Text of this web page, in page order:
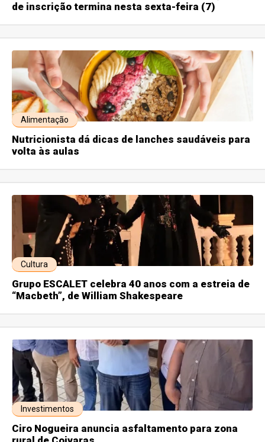
de inscrição termina nesta sexta-feira (7)
Alimentação
Nutricionista dá dicas de lanches saudáveis para
volta às aulas
Cultura
Grupo ESCALET celebra 40 anos com a estreia de
“Macbeth”, de William Shakespeare
Investimentos
Ciro Nogueira anuncia asfaltamento para zona